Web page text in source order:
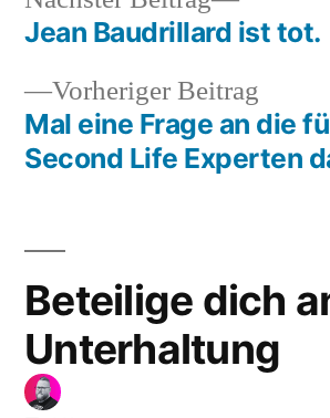
Vorheriger Beitrag
Mal eine Frage an die
Second Life Experten
Beitrag:
Jean Baudrillard ist tot.
Beteilige dich
Unterhaltung